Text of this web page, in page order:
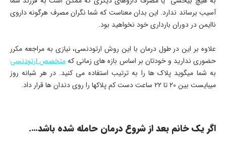
آسیب برساند ندارد. این بدان معناست که شما نگران مصرف هرگونه داروی
ناایمن در دوران بارداری خود نخواهید بود.
علاوه بر این در طول درمان با این روش ارتودنسی، نیازی به مراجعه مکرر
حضوری ندارید و خودتان بر اساس بازه های زمانی کهمتخصص ارتودنسی
به شما میگوید پلاک ها را به ترتیب استفاده می کنید. در هر شبانه روز
میبایست بین 20 تا 22 ساعت دست کم پلاکها را روی دندان ها قرار داد.
اگر یک خانم بعد از شروع درمان حامله شده باشد….